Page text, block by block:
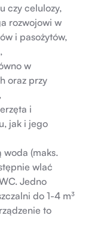
czy celulozy,
rozwojowi w
i pasożytów,
w
oraz przy
i
jak i jego
(maks.
wlać
Jedno
do 1-4 m³
to